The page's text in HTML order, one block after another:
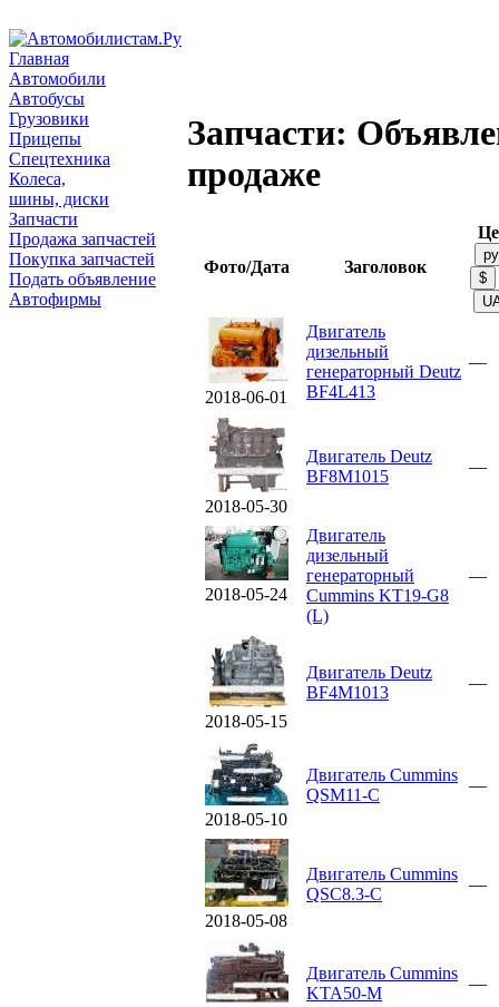
Главная
Автомобили
Автобусы
Грузовики
Прицепы
Спецтехника
Колеса,
шины, диски
Запчасти
Продажа запчастей
Покупка запчастей
Подать объявление
Автофирмы
Запчасти:
продаже
Фото/Дата Заголовок
2018-06-01
Двигатель
дизельный
генераторный Deutz
BF4L413
—
2018-05-30
Двигатель Deutz
BF8M1015
—
2018-05-24
Двигатель
дизельный
генераторный
Cummins KT19-G8
(L)
—
2018-05-15
Двигатель Deutz
BF4M1013
—
2018-05-10
Двигатель Cummins
QSM11-C
—
2018-05-08
Двигатель Cummins
QSC8.3-C
—
Двигатель Cummins
KTA50-M
—